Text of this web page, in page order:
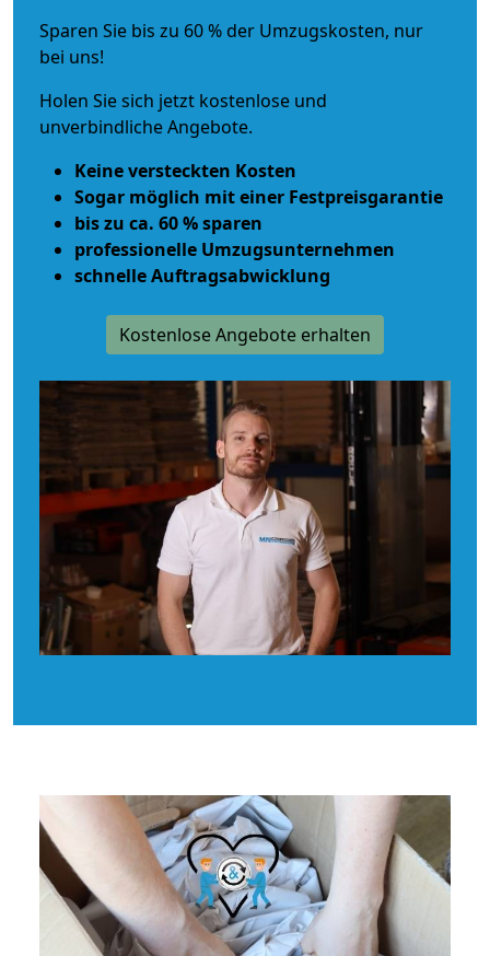
Sparen Sie bis zu 60 % der Umzugskosten, nur
bei uns!
Holen Sie sich jetzt kostenlose und
unverbindliche Angebote.
Keine versteckten Kosten
Sogar möglich mit einer Festpreisgarantie
bis zu ca. 60 % sparen
professionelle Umzugsunternehmen
schnelle Auftragsabwicklung
Kostenlose Angebote erhalten